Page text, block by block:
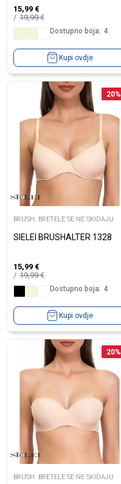
15,99 €
19,99€
Dostupno boja: 4
Kupi ovdje
20%
BRUSH. BRETELE SE NE SKIDAJU
SIELEI BRUSHALTER 1328
15,99 €
19,99€
Dostupno boja: 4
Kupi ovdje
20%
BRUSH. BRETELE SE NE SKIDAJU